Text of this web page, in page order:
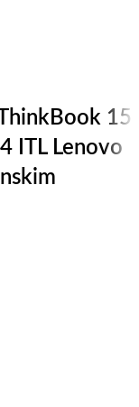
15
ITL Lenovo